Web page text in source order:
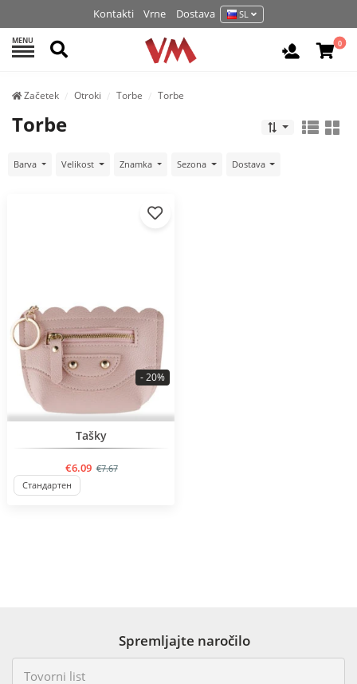
Kontakti Vrne Dostava SL
MENU Išči Prijava /
0
Začetek Otroki Torbe Torbe
Torbe
Barva Velikost Znamka Sezona Dostava
Tašky
€6.09 €7.67
- 20%
Стандартен
Spremljajte naročilo